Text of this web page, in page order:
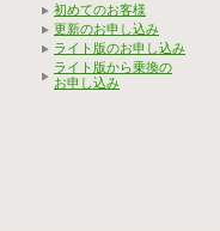
初めてのお客様
更新のお申し込み
ライト版のお申し込み
ライト版から乗換の
お申し込み